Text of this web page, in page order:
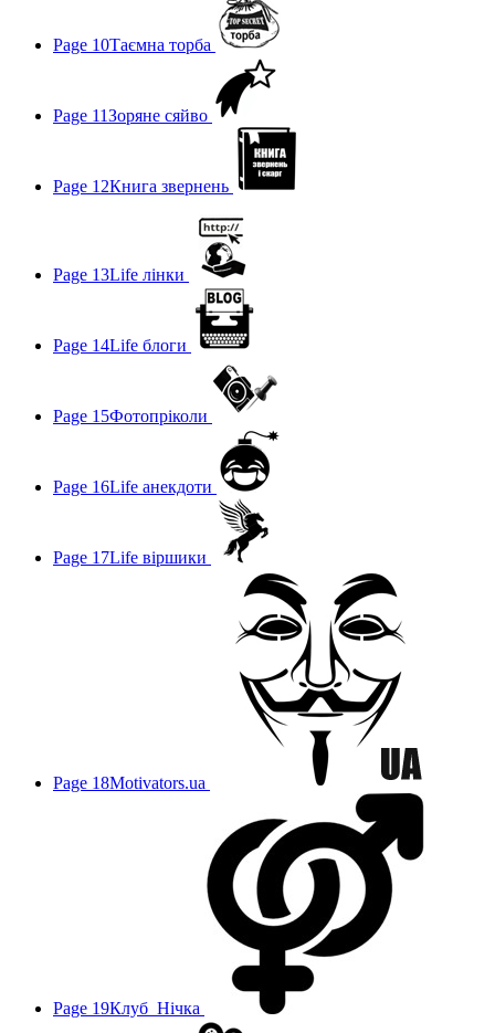
Page 10Таємна торба
Page 11Зоряне сяйво
Page 12Книга звернень
Page 13Life лінки
Page 14Life блоги
Page 15Фотопріколи
Page 16Life анекдоти
Page 17Life віршики
Page 18Motivators.ua
Page 19Клуб_Нічка